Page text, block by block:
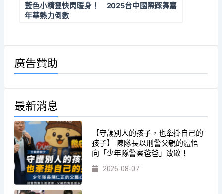
藍色小精靈快閃暖身！ 2025台中國際踩舞嘉
年華熱力倒數
廣告贊助
最新消息
【守護別人的孩子，也牽掛自己的
孩子】 陳隊長以刑警父親的體悟
向「少年隊警察爸爸」致敬！
2026-08-07